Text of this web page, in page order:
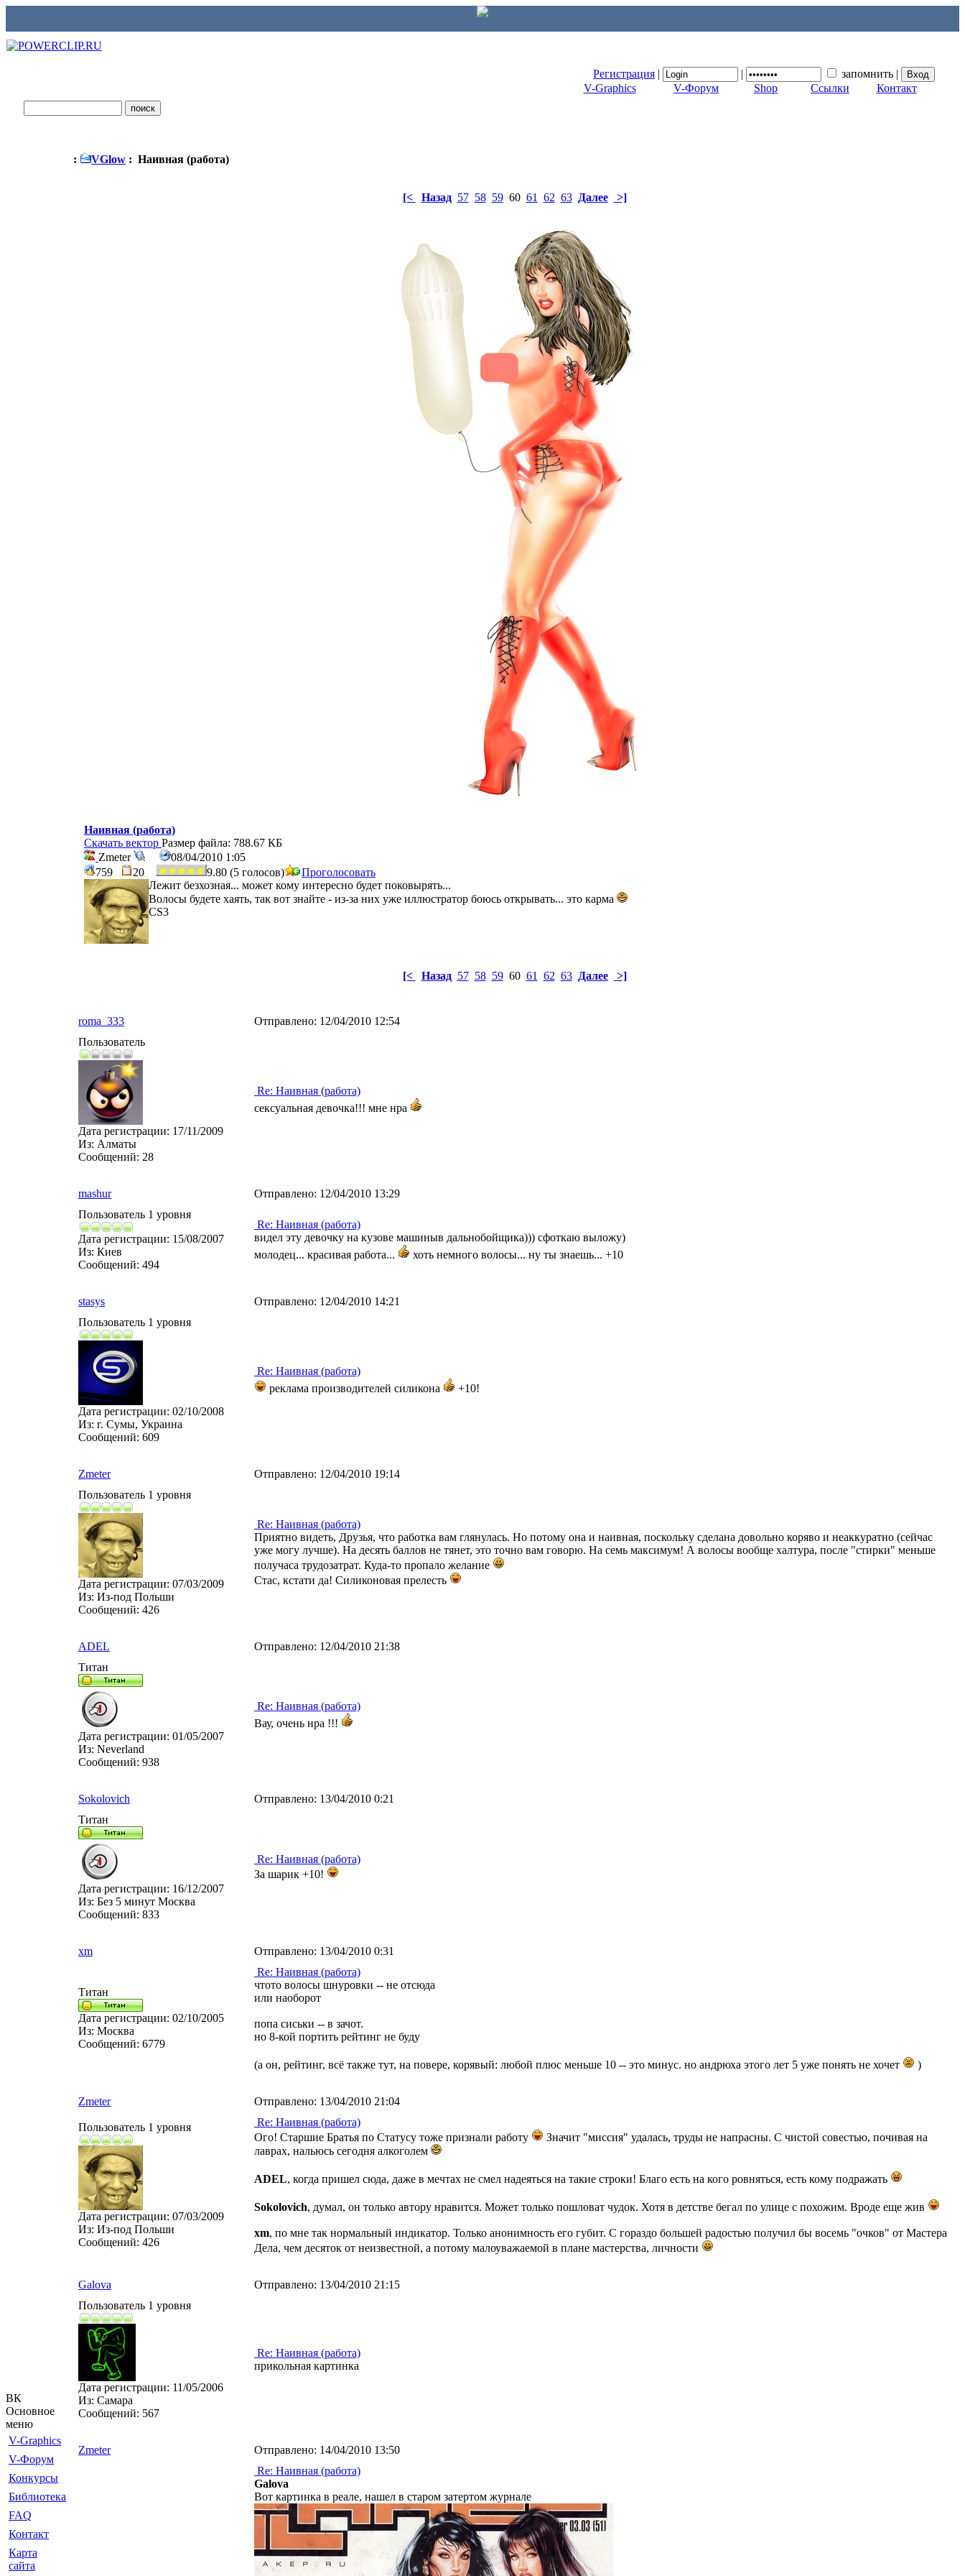
Регистрация | | запомнить |
V-Graphics
V-Форум Shop Ссылки Контакт
ВК
Основное
меню
V-Graphics
V-Форум
Конкурсы
Библиотека
FAQ
Контакт
Карта
сайта
: VGlow : Наивная (работа)
[< Назад 57 58 5960 61 62 63 Далее >]
Наивная (работа)
Скачать вектор Размер файла: 788.67 КБ
Zmeter
08/04/2010 1:05
759
20 9.80 (5 голосов)
Проголосовать
Лежит безхозная... может кому интересно будет поковырять...
Волосы будете хаять, так вот знайте - из-за них уже иллюстратор боюсь открывать... это карма
CS3
[< Назад 57 58 5960 61 62 63 Далее >]
roma_333 Отправлено: 12/04/2010 12:54
Пользователь
Дата регистрации: 17/11/2009
Из: Алматы
Сообщений: 28
Re: Наивная (работа)
сексуальная девочка!!! мне нра
mashur Отправлено: 12/04/2010 13:29
Пользователь 1 уровня
Дата регистрации: 15/08/2007
Из: Киев
Сообщений: 494
Re: Наивная (работа)
видел эту девочку на кузове машиныв дальнобойщика))) сфоткаю выложу)
молодец... красивая работа...
хоть немного волосы... ну ты знаешь... +10
stasys Отправлено: 12/04/2010 14:21
Пользователь 1 уровня
Дата регистрации: 02/10/2008
Из: г. Сумы, Украина
Сообщений: 609
Re: Наивная (работа)
реклама производителей силикона
+10!
Zmeter Отправлено: 12/04/2010 19:14
Пользователь 1 уровня
Дата регистрации: 07/03/2009
Из: Из-под Польши
Сообщений: 426
Re: Наивная (работа)
Приятно видеть, Друзья, что работка вам глянулась. Но потому она и наивная, поскольку сделана довольно коряво и неаккуратно (сейчас
уже могу лучше). На десять баллов не тянет, это точно вам говорю. На семь максимум! А волосы вообще халтура, после "стирки" меньше
получаса трудозатрат. Куда-то пропало желание
Стас, кстати да! Силиконовая прелесть
ADEL Отправлено: 12/04/2010 21:38
Титан
Дата регистрации: 01/05/2007
Из: Neverland
Сообщений: 938
Re: Наивная (работа)
Вау, очень нра !!!
Sokolovich Отправлено: 13/04/2010 0:21
Титан
Дата регистрации: 16/12/2007
Из: Без 5 минут Москва
Сообщений: 833
Re: Наивная (работа)
За шарик +10!
xm Отправлено: 13/04/2010 0:31
Титан
Дата регистрации: 02/10/2005
Из: Москва
Сообщений: 6779
Re: Наивная (работа)
чтото волосы шнуровки -- не отсюда
или наоборот
попа сиськи -- в зачот.
но 8-кой портить рейтинг не буду
(а он, рейтинг, всё также тут, на повере, корявый: любой плюс меньше 10 -- это минус. но андрюха этого лет 5 уже понять не хочет )
Zmeter Отправлено: 13/04/2010 21:04
Пользователь 1 уровня
Дата регистрации: 07/03/2009
Из: Из-под Польши
Сообщений: 426
Re: Наивная (работа)
Ого! Старшие Братья по Статусу тоже признали работу
Значит "миссия" удалась, труды не напрасны. С чистой совестью, почивая на
лаврах, нальюсь сегодня алкоголем
ADEL, когда пришел сюда, даже в мечтах не смел надеяться на такие строки! Благо есть на кого ровняться, есть кому подражать
Sokolovich, думал, он только автору нравится. Может только пошловат чудок. Хотя в детстве бегал по улице с похожим. Вроде еще жив
xm, по мне так нормальный индикатор. Только анонимность его губит. С гораздо большей радостью получил бы восемь "очков" от Мастера
Дела, чем десяток от неизвестной, а потому малоуважаемой в плане мастерства, личности
Galova Отправлено: 13/04/2010 21:15
Пользователь 1 уровня
Дата регистрации: 11/05/2006
Из: Самара
Сообщений: 567
Re: Наивная (работа)
прикольная картинка
Zmeter Отправлено: 14/04/2010 13:50
Re: Наивная (работа)
Galova
Вот картинка в реале, нашел в старом затертом журнале